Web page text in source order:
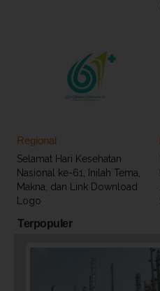
Regional
Selamat Hari Kesehatan
Nasional ke-61, Inilah Tema,
Makna, dan Link Download
Logo
Terpopuler